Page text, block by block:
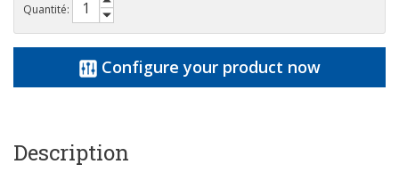
Quantité:
Configure your product now
Description